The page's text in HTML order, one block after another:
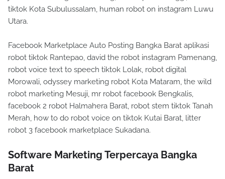
tiktok Kota Subulussalam, human robot on instagram Luwu
Utara.
Facebook Marketplace Auto Posting Bangka Barat aplikasi
robot tiktok Rantepao, david the robot instagram Pamenang,
robot voice text to speech tiktok Lolak, robot digital
Morowali, odyssey marketing robot Kota Mataram, the wild
robot marketing Mesuji, mr robot facebook Bengkalis,
facebook 2 robot Halmahera Barat, robot stem tiktok Tanah
Merah, how to do robot voice on tiktok Kutai Barat, litter
robot 3 facebook marketplace Sukadana.
Software Marketing Terpercaya Bangka
Barat